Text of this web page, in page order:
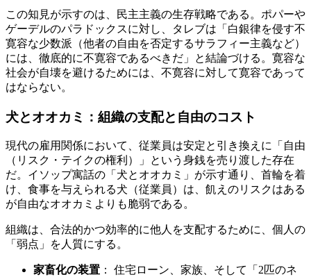
この知見が示すのは、民主主義の生存戦略である。ポパーや
ゲーデルのパラドックスに対し、タレブは「白銀律を侵す不
寛容な少数派（他者の自由を否定するサラフィー主義など）
には、徹底的に不寛容であるべきだ」と結論づける。寛容な
社会が自壊を避けるためには、不寛容に対して寛容であって
はならない。
犬とオオカミ：組織の支配と自由のコスト
現代の雇用関係において、従業員は安定と引き換えに「自由
（リスク・テイクの権利）」という身銭を売り渡した存在
だ。イソップ寓話の「犬とオオカミ」が示す通り、首輪を着
け、食事を与えられる犬（従業員）は、飢えのリスクはある
が自由なオオカミよりも脆弱である。
組織は、合法的かつ効率的に他人を支配するために、個人の
「弱点」を人質にする。
家畜化の装置 ： 住宅ローン、家族、そして「2匹のネ